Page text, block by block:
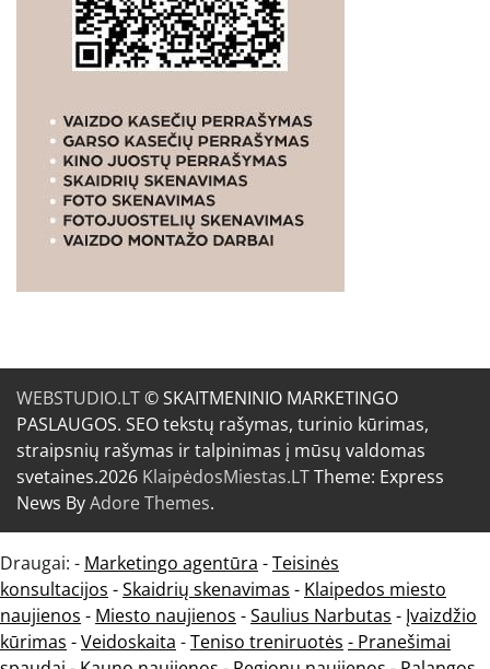
WEBSTUDIO.LT© SKAITMENINIO MARKETINGO
PASLAUGOS. SEO tekstų rašymas, turinio kūrimas,
straipsnių rašymas ir talpinimas į mūsų valdomas
svetaines.2026 KlaipėdosMiestas.LTTheme: Express
News ByAdore Themes.
Draugai: - Marketingo agentūra -Teisinės
konsultacijos -Skaidrių skenavimas - Klaipedos miesto
naujienos - Miesto naujienos -Saulius Narbutas - Įvaizdžio
kūrimas -Veidoskaita -Teniso treniruotės - Pranešimai